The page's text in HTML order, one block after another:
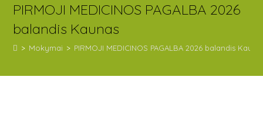
PIRMOJI MEDICINOS PAGALBA 2026
balandis Kaunas
> Mokymai > PIRMOJI MEDICINOS PAGALBA 2026 balandis